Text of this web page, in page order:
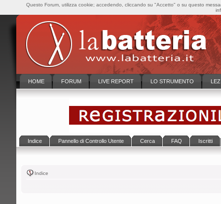
HOME FORUM LIVE REPORT LO STRUMENTO
Indice Pannello di Controllo Utente Cerca FAQ Iscritti
Indice
Questo Forum, utilizza cookie; accedendo, cliccando su "Accetto" o su questo